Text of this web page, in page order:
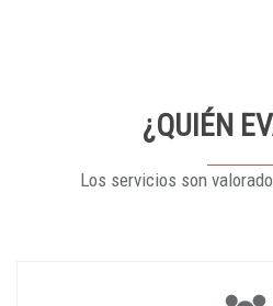
¿QUIÉN
Los servicios son